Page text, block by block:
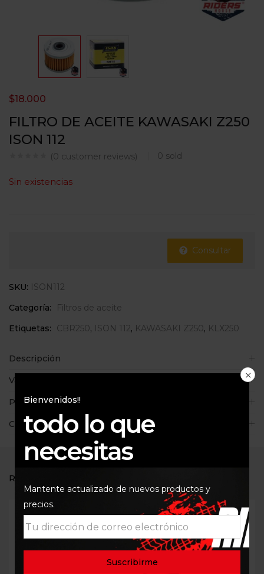
FILTRO DE ACEITE KAWASAKI Z250
ISON 112
(0 customer reviews) 0 sold
$18.000
Sin existencias
Consultar
SKU: ISON112
Categoría:
Filtros de aceite
Etiquetas:
CBR250, ISON 112, KAWASAKI Z250, KLX250
Descripción
Valoraciones (0)
Políticas de la tienda
Consultas
RELATED PRODUCTS
Bienvenidos!!
todo lo que
necesitas
Mantente actualizado de nuevos productos y
precios.